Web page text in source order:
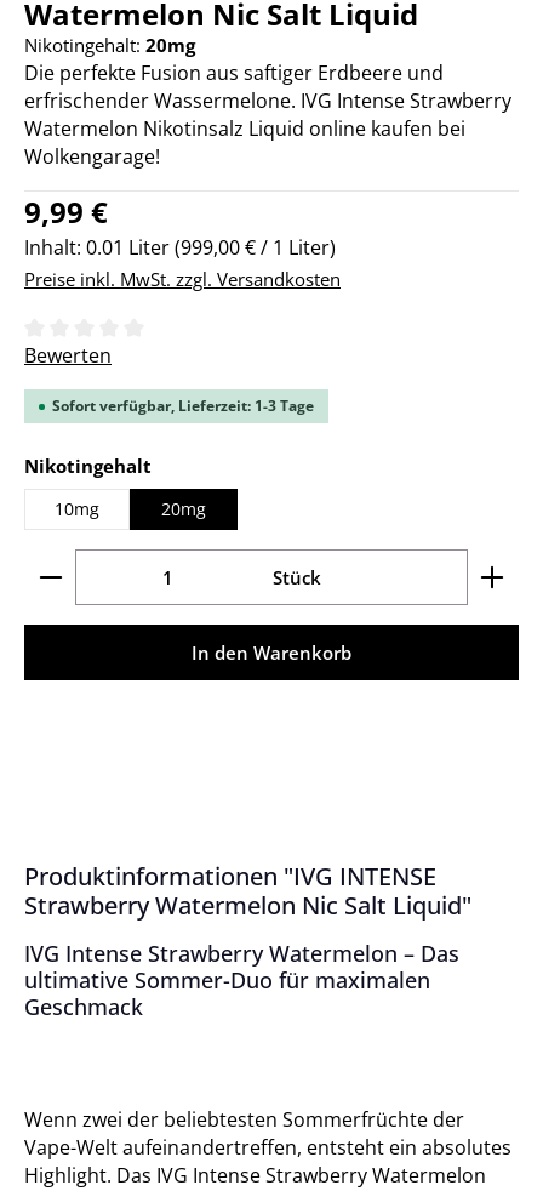
Watermelon Nic Salt Liquid
Nikotingehalt: 20mg
Die perfekte Fusion aus saftiger Erdbeere und
erfrischender Wassermelone. IVG Intense Strawberry
Watermelon Nikotinsalz Liquid online kaufen bei
Wolkengarage!
Regulärer Preis:
9,99 €
Inhalt: 0.01 Liter(999,00 € / 1 Liter)
Preise inkl. MwSt. zzgl. Versandkosten
Durchschnittliche Bewertung von 0 von 5 Sternen
Bewerten
Sofort verfügbar, Lieferzeit: 1-3 Tage
Nikotingehalt
10mg 20mg
Produkt Anzahl: Gib den gewünschten Wert ein
Stück
In den Warenkorb
Produktinformationen "IVG INTENSE
Strawberry Watermelon Nic Salt Liquid"
IVG Intense Strawberry Watermelon – Das
ultimative Sommer-Duo für maximalen
Geschmack
Wenn zwei der beliebtesten Sommerfrüchte der
Vape-Welt aufeinandertreffen, entsteht ein absolutes
Highlight. Das IVG Intense Strawberry Watermelon